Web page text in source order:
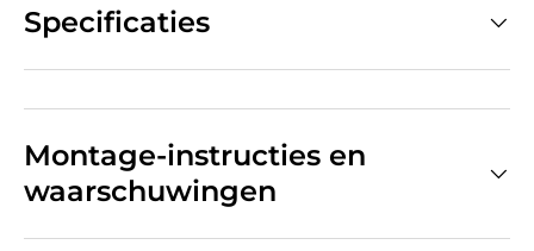
Specificaties
Montage-instructies en
waarschuwingen